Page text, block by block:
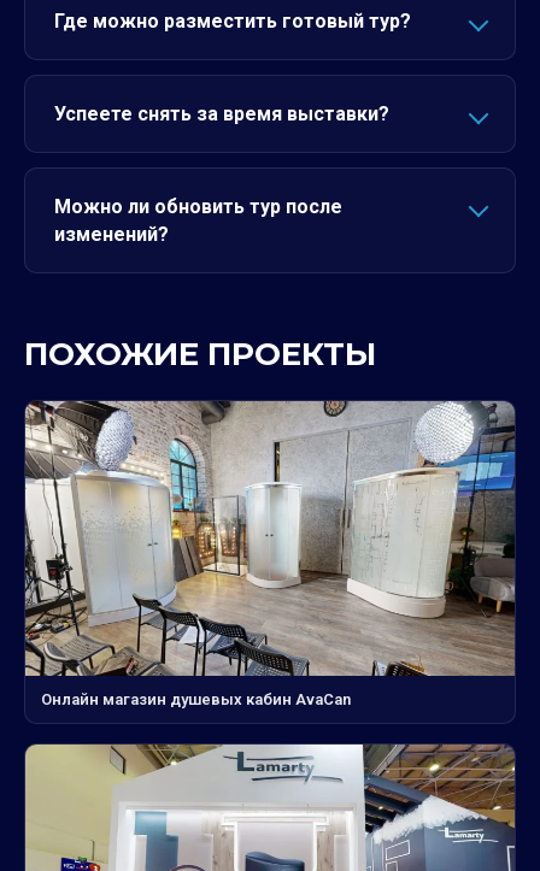
Где можно разместить готовый тур?
Успеете снять за время выставки?
Можно ли обновить тур после
изменений?
ПОХОЖИЕ ПРОЕКТЫ
Онлайн магазин душевых кабин AvaCan